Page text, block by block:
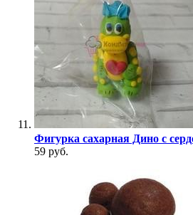
Фигурка сахарная Дино с
59 руб.